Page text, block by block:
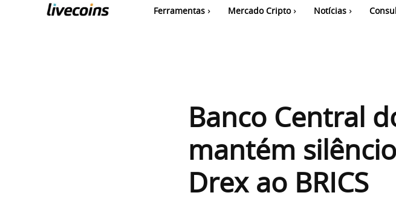
Ferramentas Mercado Cripto Notícias
Banco Central
mantém
Drex ao BRICS